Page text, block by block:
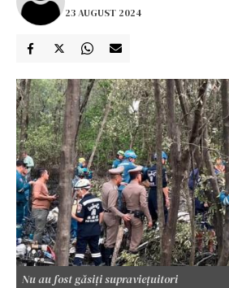
23 AUGUST 2024
Nu au fost găsiți supraviețuitori